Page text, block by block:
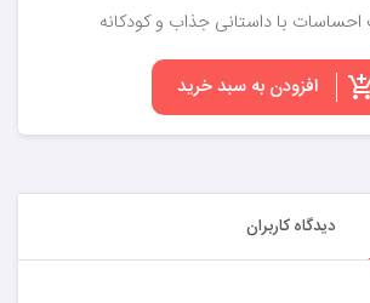
با داستانی جذاب و کودکانه
افزودن به سبد خرید
دیدگاه کاربران